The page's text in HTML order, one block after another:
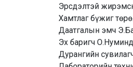
Эрсдэлтэй
Хамтлаг бүжиг
Даатгалын эмч
Эх баригч
Дурангийн